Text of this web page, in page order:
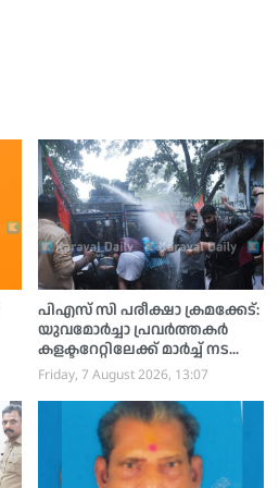
പിഎസ് സി പരീക്ഷാ ക്രമക്കേട്:
യുവമോര്‍ച്ചാ പ്രവര്‍ത്തകര്‍
കളക്ടറേറ്റിലേക്ക് മാര്‍ച്ച് നടത്തി,
ജലപീരങ്കി പ്രയോഗിച്ചു
Friday, 7 August 2026, 13:07